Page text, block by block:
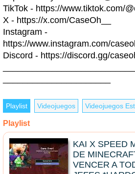
TikTok - https://www.tiktok.com/
X - https://x.com/CaseOh__
Instagram -
https://www.instagram.com/
Discord - https://discord.gg/
Playlist Videojuegos Videojuegos
Playlist
KAI X SPEED
DE
VENCER A